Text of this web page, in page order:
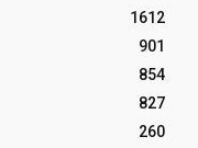
1612
901
854
827
260